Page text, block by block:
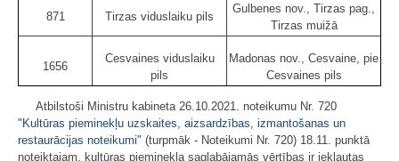
871 Tirzas viduslaiku pils
Gulbenes nov., Tirzas pag.,
Tirzas muižā
1656
Cesvaines viduslaiku
pils
Madonas nov., Cesvaine, pie
Cesvaines pils
Atbilstoši Ministru kabineta 26.10.2021. noteikumu Nr. 720
" Kultūras pieminekļu uzskaites, aizsardzības, izmantošanas un
restaurācijas noteikumi" (turpmāk - Noteikumi Nr. 720) 18.11. punktā
noteiktajam, kultūras pieminekļa saglabājamās vērtības ir iekļautas